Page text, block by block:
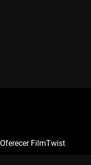
Oferecer FilmTwist